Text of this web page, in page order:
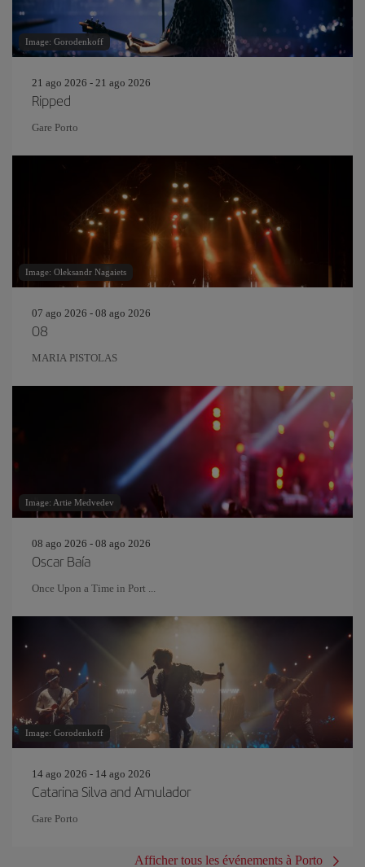
Image: Gorodenkoff
21 ago 2026 - 21 ago 2026
Ripped
Gare Porto
Image: Oleksandr Nagaiets
07 ago 2026 - 08 ago 2026
08
MARIA PISTOLAS
Image: Artie Medvedev
08 ago 2026 - 08 ago 2026
Oscar Baía
Once Upon a Time in Port ...
Image: Gorodenkoff
14 ago 2026 - 14 ago 2026
Catarina Silva and Amulador
Gare Porto
Afficher tous les événements à Porto